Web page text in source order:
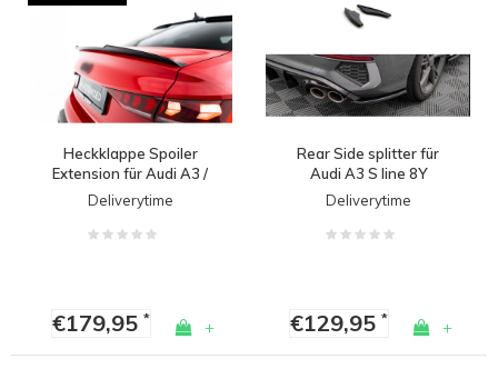
Heckklappe Spoiler
Extension für Audi A3 /
A3 S line / S3 / RS3
Limousine
Deliverytime
€179,95* +
Rear Side splitter für
Audi A3 S line 8Y
Limousine / S3 8Y
Limousine
Deliverytime
€129,95* +